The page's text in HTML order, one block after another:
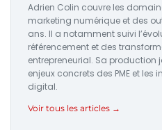
Adrien Colin couvre les
marketing numérique et des
ans. Il a notamment suivi
référencement et des
entrepreneurial. Sa production
enjeux concrets des PME et
digital.
Voir tous les articles →